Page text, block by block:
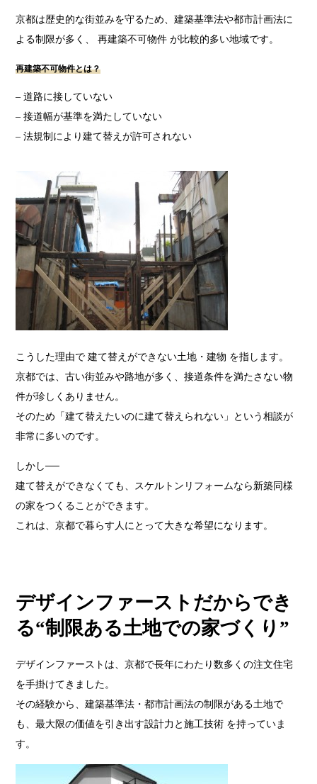
京都は歴史的な街並みを守るため、建築基準法や都市計画法に
よる制限が多く、 再建築不可物件 が比較的多い地域です。
再建築不可物件とは？
– 道路に接していない
– 接道幅が基準を満たしていない
– 法規制により建て替えが許可されない
こうした理由で 建て替えができない土地・建物 を指します。
京都では、古い街並みや路地が多く、接道条件を満たさない物
件が珍しくありません。
そのため「建て替えたいのに建て替えられない」という相談が
非常に多いのです。
しかし──
建て替えができなくても、スケルトンリフォームなら新築同様
の家をつくることができます。
これは、京都で暮らす人にとって大きな希望になります。
デザインファーストだからでき
る“制限ある土地での家づくり”
デザインファーストは、京都で長年にわたり数多くの注文住宅
を手掛けてきました。
その経験から、建築基準法・都市計画法の制限がある土地で
も、最大限の価値を引き出す設計力と施工技術 を持っていま
す。